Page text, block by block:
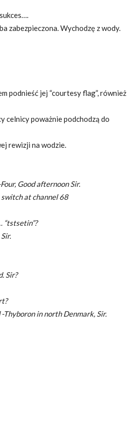
zabezpieczona. Wychodzę z wody.
podnieść jej “courtesy flag”, również
celnicy poważnie podchodzą do
rewizji na wodzie.
Good afternoon Sir.
switch at channel 68
“tstsetin”?
Sir?
in north Denmark, Sir.